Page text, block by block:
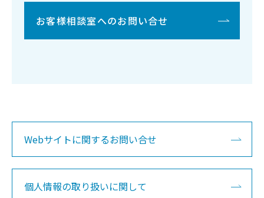
お客様相談室へのお問い合せ
Webサイトに関するお問い合せ
個人情報の取り扱いに関して